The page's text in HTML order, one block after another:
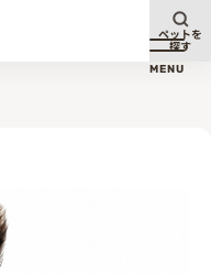
メニ
MENU
ペットを
探す